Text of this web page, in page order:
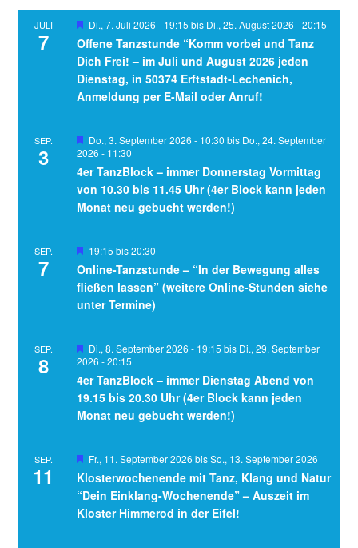
JULI
7
Hervorgehoben
Di., 7. Juli 2026 - 19:15 bis Di., 25. August 2026 - 20:15
Offene Tanzstunde “Komm vorbei und Tanz
Dich Frei! – im Juli und August 2026 jeden
Dienstag, in 50374 Erftstadt-Lechenich,
Anmeldung per E-Mail oder Anruf!
SEP.
3
Hervorgehoben
Do., 3. September 2026 - 10:30 bis Do., 24. September
2026 - 11:30
4er TanzBlock – immer Donnerstag Vormittag
von 10.30 bis 11.45 Uhr (4er Block kann jeden
Monat neu gebucht werden!)
SEP.
7
Hervorgehoben
19:15 bis20:30
Online-Tanzstunde – “In der Bewegung alles
fließen lassen” (weitere Online-Stunden siehe
unter Termine)
SEP.
8
Hervorgehoben
Di., 8. September 2026 - 19:15 bis Di., 29. September
2026 - 20:15
4er TanzBlock – immer Dienstag Abend von
19.15 bis 20.30 Uhr (4er Block kann jeden
Monat neu gebucht werden!)
SEP.
11
Hervorgehoben
Fr., 11. September 2026 bisSo., 13. September 2026
Klosterwochenende mit Tanz, Klang und Natur
“Dein Einklang-Wochenende” – Auszeit im
Kloster Himmerod in der Eifel!